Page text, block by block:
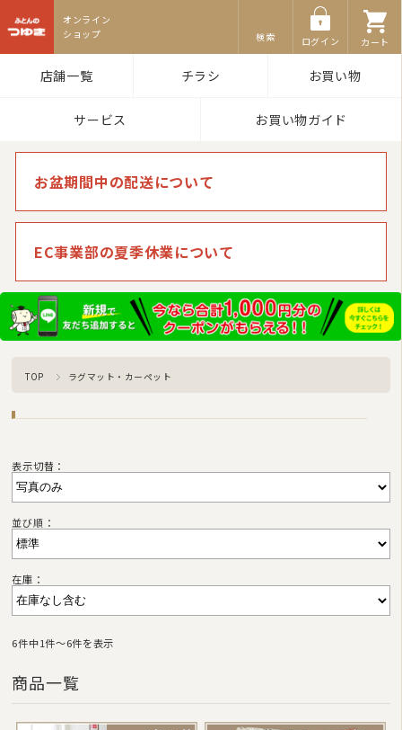
検索 ログイン カート
店舗一覧 チラシ お買い物
サービス お買い物ガイド
お盆期間中の配送について
EC事業部の夏季休業について
TOP ラグマット・カーペット
表示切替：
並び順：
在庫：
6件中1件〜6件を表示
商品一覧